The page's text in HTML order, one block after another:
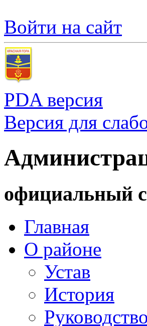
Войти на сайт
PDA версия
Версия для
официальный
Главная
О районе
Устав
История